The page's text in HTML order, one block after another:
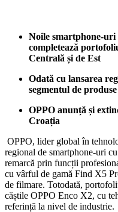
Noile smartphone-
completează
Centrală și de Est
Odată cu lansarea
segmentul de
OPPO anunță și
Croația
OPPO, lider global în
regional de smartphone-uri
remarcă prin funcții
cu vârful de gamă Find X5
de filmare. Totodată,
căștile OPPO Enco X2, cu
referință la nivel de industrie.